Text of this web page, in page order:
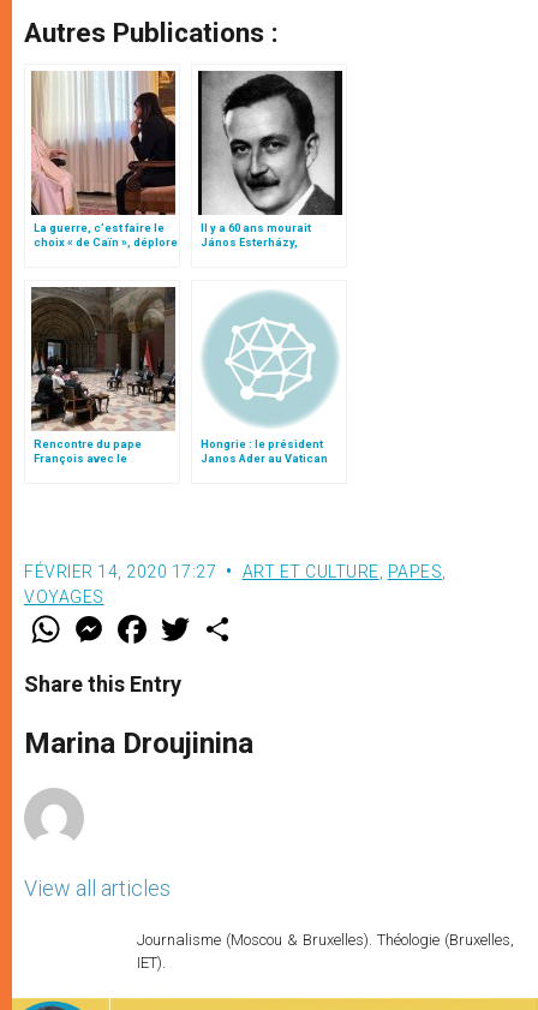
Autres Publications :
La guerre, c’est faire le
choix « de Caïn », déplore
Il y a 60 ans mourait
János Esterházy,
Rencontre du pape
François avec le
Hongrie : le président
Janos Ader au Vatican
FÉVRIER 14, 2020 17:27 ART ET CULTURE PAPES
VOYAGES
W
t
s
p
p
M
e
s
e
g
e
F
a
e
b
o
k
w
r
Share this Entry
Marina Droujinina
View all articles
Journalisme (Moscou & Bruxelles). Théologie (Bruxelles,
IET).